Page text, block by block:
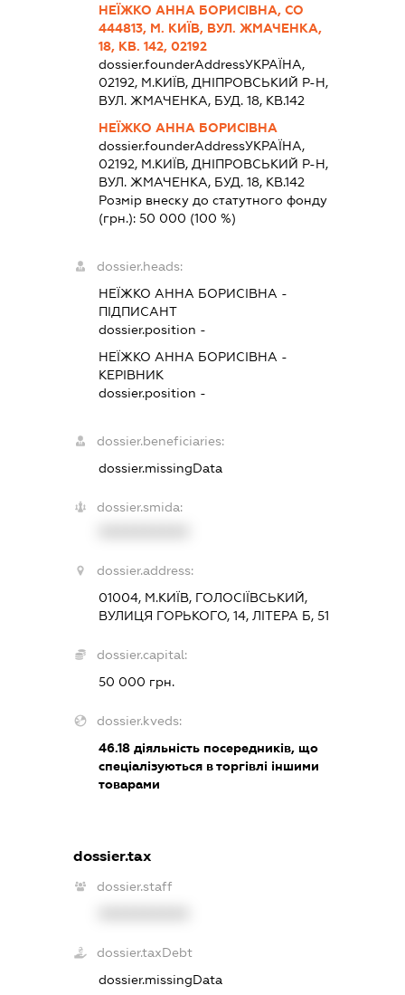
НЕЇЖКО АННА БОРИСІВНА, СО
444813, М. КИЇВ, ВУЛ. ЖМАЧЕНКА,
18, КВ. 142, 02192
dossier.founderAddressУКРАЇНА,
02192, М.КИЇВ, ДНІПРОВСЬКИЙ Р-Н,
ВУЛ. ЖМАЧЕНКА, БУД. 18, КВ.142
НЕЇЖКО АННА БОРИСІВНА
dossier.founderAddressУКРАЇНА,
02192, М.КИЇВ, ДНІПРОВСЬКИЙ Р-Н,
ВУЛ. ЖМАЧЕНКА, БУД. 18, КВ.142
Розмір внеску до статутного фонду
(грн.): 50 000 (100 %)
dossier.heads:
НЕЇЖКО АННА БОРИСІВНА -
ПІДПИСАНТ
dossier.position -
НЕЇЖКО АННА БОРИСІВНА -
КЕРІВНИК
dossier.position -
dossier.beneficiaries:
dossier.missingData
dossier.smida:
dossier.address:
01004, М.КИЇВ, ГОЛОСІЇВСЬКИЙ,
ВУЛИЦЯ ГОРЬКОГО, 14, ЛІТЕРА Б, 51
dossier.capital:
50 000 грн.
dossier.kveds:
46.18 діяльність посередників, що
спеціалізуються в торгівлі іншими
товарами
dossier.tax
dossier.staff
dossier.taxDebt
dossier.missingData